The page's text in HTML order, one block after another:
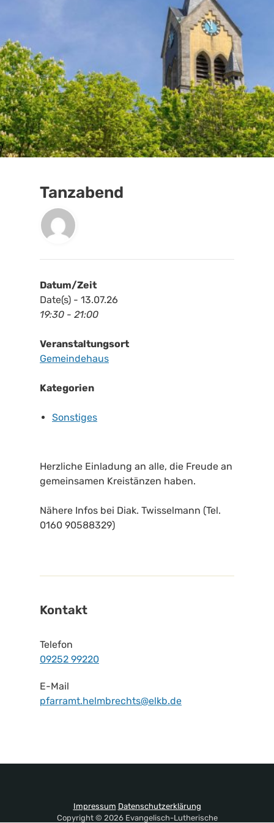
Tanzabend
Datum/Zeit
Date(s) - 13.07.26
19:30 - 21:00
Veranstaltungsort
Gemeindehaus
Kategorien
Sonstiges
Herzliche Einladung an alle, die Freude an
gemeinsamen Kreistänzen haben.
Nähere Infos bei Diak. Twisselmann (Tel.
0160 90588329)
Kontakt
Telefon
09252 99220
E-Mail
pfarramt.helmbrechts@elkb.de
Impressum Datenschutzerklärung
Copyright © 2026 Evangelisch-Lutherische